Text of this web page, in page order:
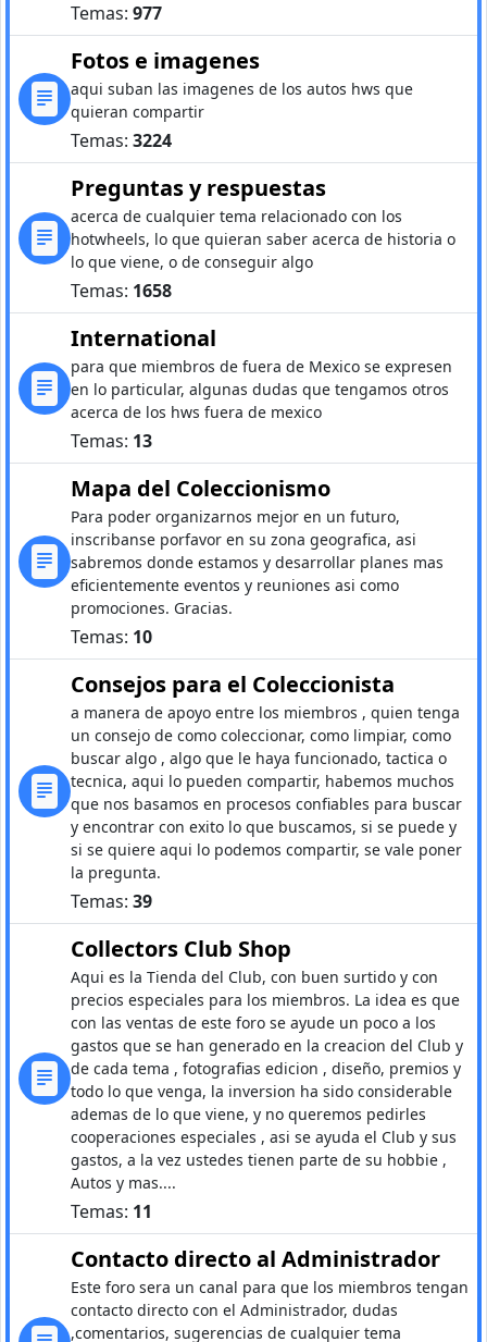
Temas: 977
Fotos e imagenes
aqui suban las imagenes de los autos hws que
quieran compartir
Temas: 3224
Preguntas y respuestas
acerca de cualquier tema relacionado con los
hotwheels, lo que quieran saber acerca de historia o
lo que viene, o de conseguir algo
Temas: 1658
International
para que miembros de fuera de Mexico se expresen
en lo particular, algunas dudas que tengamos otros
acerca de los hws fuera de mexico
Temas: 13
Mapa del Coleccionismo
Para poder organizarnos mejor en un futuro,
inscribanse porfavor en su zona geografica, asi
sabremos donde estamos y desarrollar planes mas
eficientemente eventos y reuniones asi como
promociones. Gracias.
Temas: 10
Consejos para el Coleccionista
a manera de apoyo entre los miembros , quien tenga
un consejo de como coleccionar, como limpiar, como
buscar algo , algo que le haya funcionado, tactica o
tecnica, aqui lo pueden compartir, habemos muchos
que nos basamos en procesos confiables para buscar
y encontrar con exito lo que buscamos, si se puede y
si se quiere aqui lo podemos compartir, se vale poner
la pregunta.
Temas: 39
Collectors Club Shop
Aqui es la Tienda del Club, con buen surtido y con
precios especiales para los miembros. La idea es que
con las ventas de este foro se ayude un poco a los
gastos que se han generado en la creacion del Club y
de cada tema , fotografias edicion , diseño, premios y
todo lo que venga, la inversion ha sido considerable
ademas de lo que viene, y no queremos pedirles
cooperaciones especiales , asi se ayuda el Club y sus
gastos, a la vez ustedes tienen parte de su hobbie ,
Autos y mas....
Temas: 11
Contacto directo al Administrador
Este foro sera un canal para que los miembros tengan
contacto directo con el Administrador, dudas
,comentarios, sugerencias de cualquier tema